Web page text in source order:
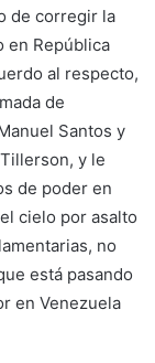
de corregir la
en República
al respecto,
de
Santos y
y le
de poder en
cielo por asalto
no
está pasando
en Venezuela